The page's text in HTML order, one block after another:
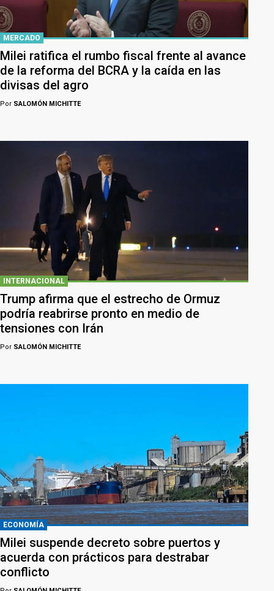
MERCADO
Milei ratifica el rumbo fiscal frente al avance
de la reforma del BCRA y la caída en las
divisas del agro
Por SALOMÓN MICHITTE
INTERNACIONAL
Trump afirma que el estrecho de Ormuz
podría reabrirse pronto en medio de
tensiones con Irán
Por SALOMÓN MICHITTE
ECONOMÍA
Milei suspende decreto sobre puertos y
acuerda con prácticos para destrabar
conflicto